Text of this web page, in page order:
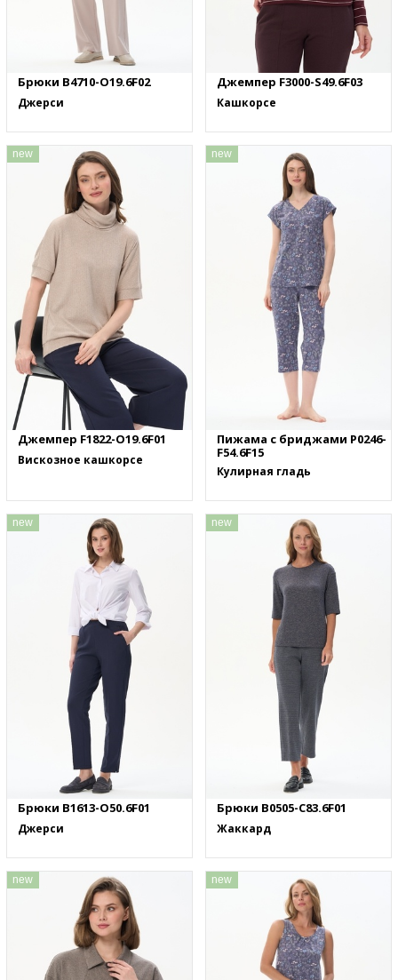
Брюки B4710-O19.6F02
Джерси
Джемпер F3000-S49.6F03
Кашкорсе
new
Джемпер F1822-O19.6F01
Вискозное кашкорсе
new
Пижама с бриджами P0246-
F54.6F15
Кулирная гладь
new
Брюки B1613-O50.6F01
Джерси
new
Брюки B0505-C83.6F01
Жаккард
new new